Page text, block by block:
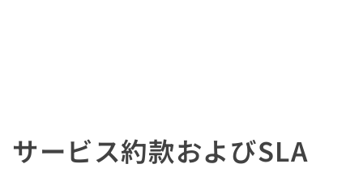
サービス約款およびSLA